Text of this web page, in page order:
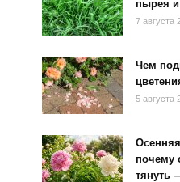
пырея и
7 августа
Чем
5 августа
почему
тянуть